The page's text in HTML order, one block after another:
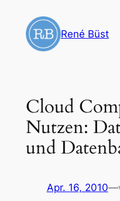
Inhalt
springen
René Büst
Cloud
Nutzen:
und
Apr. 16, 2010—